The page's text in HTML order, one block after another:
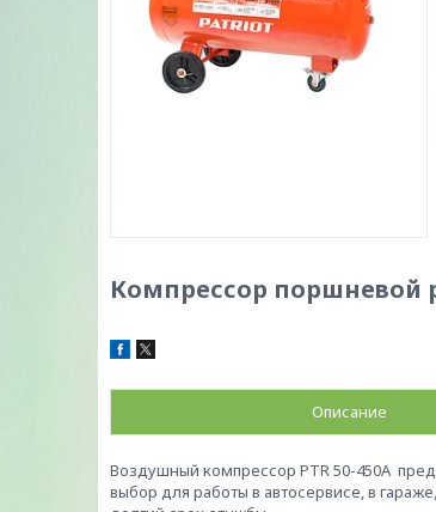
Компрессор поршневой
Описание
Воздушный компрессор PTR 50-450А
выбор для работы в автосервисе, в